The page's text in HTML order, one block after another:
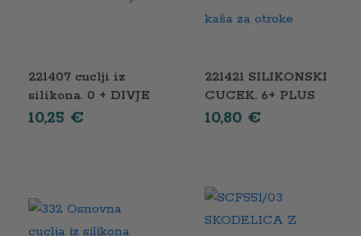
221407 cuclji iz
silikona. 0 + DIVJE
10,25 €
221421 SILIKONSKI
CUCEK. 6+ PLUS
kaša za otroke
10,80 €